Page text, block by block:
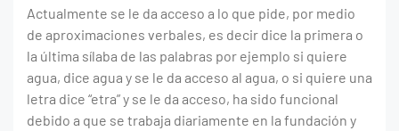
Actualmente se le da acceso a lo que pide, por medio
de aproximaciones verbales, es decir dice la primera o
la última sílaba de las palabras por ejemplo si quiere
agua, dice agua y se le da acceso al agua, o si quiere una
letra dice “etra” y se le da acceso, ha sido funcional
debido a que se trabaja diariamente en la fundación y